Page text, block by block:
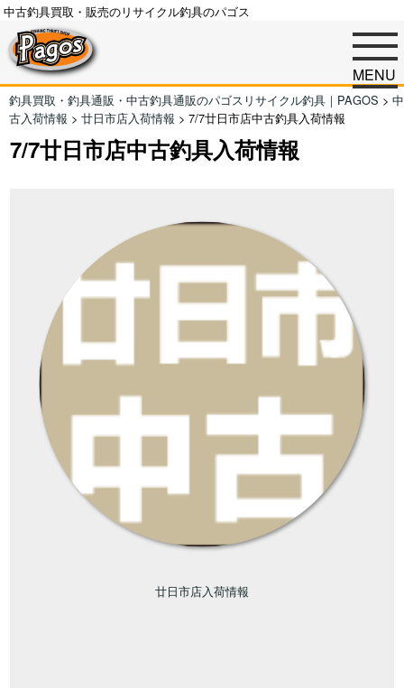
中古釣具買取・販売のリサイクル釣具のパゴス
MENU
釣具買取・釣具通販・中古釣具通販のパゴスリサイクル釣具｜PAGOS > 中
古入荷情報 > 廿日市店入荷情報 > 7/7廿日市店中古釣具入荷情報
7/7廿日市店中古釣具入荷情報
廿日市店入荷情報